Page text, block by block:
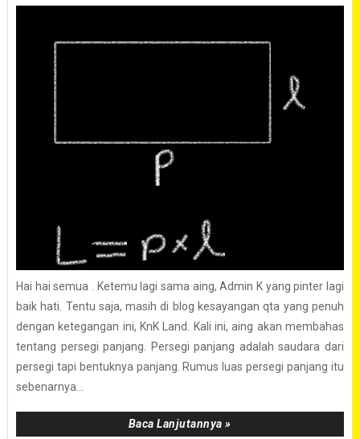
Hai hai semua . Ketemu lagi sama aing, Admin K yang pinter lagi
baik hati. Tentu saja, masih di blog kesayangan qta yang penuh
dengan ketegangan ini, KnK Land. Kali ini, aing akan membahas
tentang persegi panjang. Persegi panjang adalah saudara dari
persegi tapi bentuknya panjang. Rumus luas persegi panjang itu
sebenarnya...
Baca Lanjutannya »